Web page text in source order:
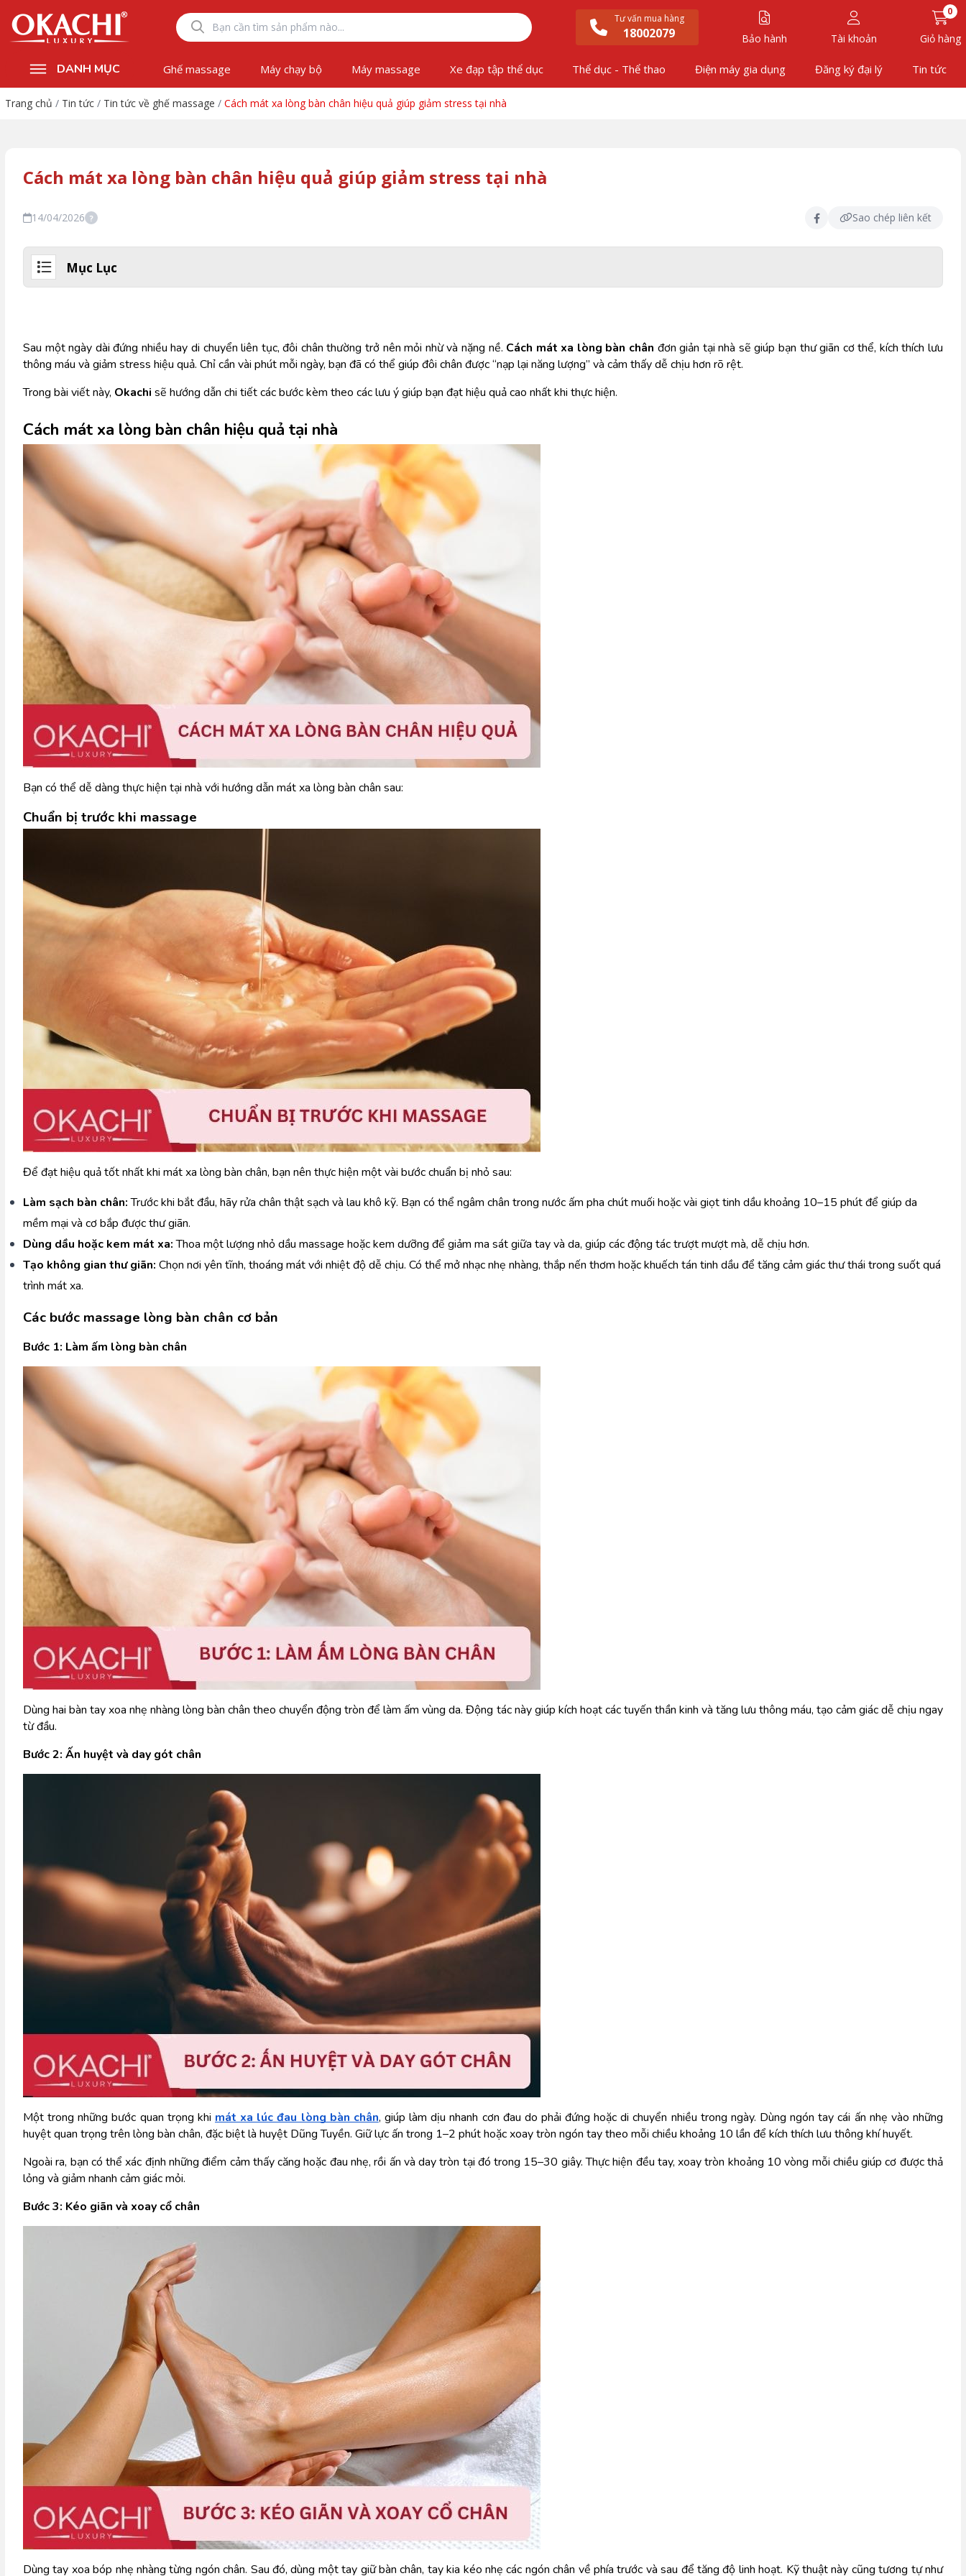
Tư vấn mua hàng
18002079 Bảo hành Tài khoản
0
Giỏ hàng
DANH MỤC Ghế massage Máy chạy bộ Máy massage Xe đạp tập thể dục Thể dục - Thể thao Điện máy gia dụng Đăng ký đại lý Tin tức
Trang chủ / Tin tức / Tin tức về ghế massage / Cách mát xa lòng bàn chân hiệu quả giúp giảm stress tại nhà
Cách mát xa lòng bàn chân hiệu quả giúp giảm stress tại nhà
14/04/2026 ? Sao chép liên kết
Mục Lục
Sau một ngày dài đứng nhiều hay di chuyển liên tục, đôi chân thường trở nên mỏi nhừ và nặng nề. Cách mát xa lòng bàn chân đơn giản tại nhà sẽ giúp bạn thư giãn cơ thể, kích thích lưu
thông máu và giảm stress hiệu quả. Chỉ cần vài phút mỗi ngày, bạn đã có thể giúp đôi chân được “nạp lại năng lượng” và cảm thấy dễ chịu hơn rõ rệt.
Trong bài viết này, Okachi sẽ hướng dẫn chi tiết các bước kèm theo các lưu ý giúp bạn đạt hiệu quả cao nhất khi thực hiện.
Cách mát xa lòng bàn chân hiệu quả tại nhà
Bạn có thể dễ dàng thực hiện tại nhà với hướng dẫn mát xa lòng bàn chân sau:
Chuẩn bị trước khi massage
Để đạt hiệu quả tốt nhất khi mát xa lòng bàn chân, bạn nên thực hiện một vài bước chuẩn bị nhỏ sau:
Làm sạch bàn chân: Trước khi bắt đầu, hãy rửa chân thật sạch và lau khô kỹ. Bạn có thể ngâm chân trong nước ấm pha chút muối hoặc vài giọt tinh dầu khoảng 10–15 phút để giúp da
mềm mại và cơ bắp được thư giãn.
Dùng dầu hoặc kem mát xa: Thoa một lượng nhỏ dầu massage hoặc kem dưỡng để giảm ma sát giữa tay và da, giúp các động tác trượt mượt mà, dễ chịu hơn.
Tạo không gian thư giãn: Chọn nơi yên tĩnh, thoáng mát với nhiệt độ dễ chịu. Có thể mở nhạc nhẹ nhàng, thắp nến thơm hoặc khuếch tán tinh dầu để tăng cảm giác thư thái trong suốt quá
trình mát xa.
Các bước massage lòng bàn chân cơ bản
Bước 1: Làm ấm lòng bàn chân
Dùng hai bàn tay xoa nhẹ nhàng lòng bàn chân theo chuyển động tròn để làm ấm vùng da. Động tác này giúp kích hoạt các tuyến thần kinh và tăng lưu thông máu, tạo cảm giác dễ chịu ngay
từ đầu.
Bước 2: Ấn huyệt và day gót chân
Một trong những bước quan trọng khi mát xa lúc đau lòng bàn chân, giúp làm dịu nhanh cơn đau do phải đứng hoặc di chuyển nhiều trong ngày. Dùng ngón tay cái ấn nhẹ vào những
huyệt quan trọng trên lòng bàn chân, đặc biệt là huyệt Dũng Tuyền. Giữ lực ấn trong 1–2 phút hoặc xoay tròn ngón tay theo mỗi chiều khoảng 10 lần để kích thích lưu thông khí huyết.
Ngoài ra, bạn có thể xác định những điểm cảm thấy căng hoặc đau nhẹ, rồi ấn và day tròn tại đó trong 15–30 giây. Thực hiện đều tay, xoay tròn khoảng 10 vòng mỗi chiều giúp cơ được thả
lỏng và giảm nhanh cảm giác mỏi.
Bước 3: Kéo giãn và xoay cổ chân
Dùng tay xoa bóp nhẹ nhàng từng ngón chân. Sau đó, dùng một tay giữ bàn chân, tay kia kéo nhẹ các ngón chân về phía trước và sau để tăng độ linh hoạt. Kỹ thuật này cũng tương tự như